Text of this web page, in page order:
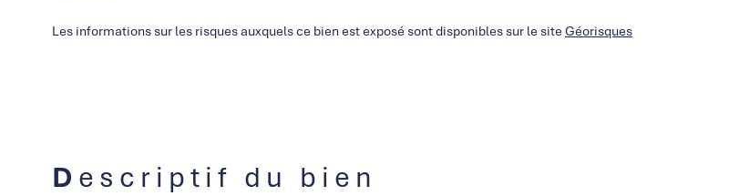
Les informations sur les risques auxquels ce bien est exposé sont disponibles sur le site Géorisques
Descriptif du bien